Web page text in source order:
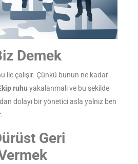
Demek
ile çalışır. Çünkü bunun ne kadar
ruhu yakalanmalı ve bu şekilde
dolayı bir yönetici asla yalnız ben
Geri